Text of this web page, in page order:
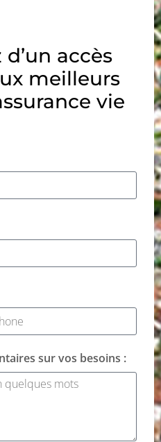
accès
meilleurs
vie
sur vos besoins :